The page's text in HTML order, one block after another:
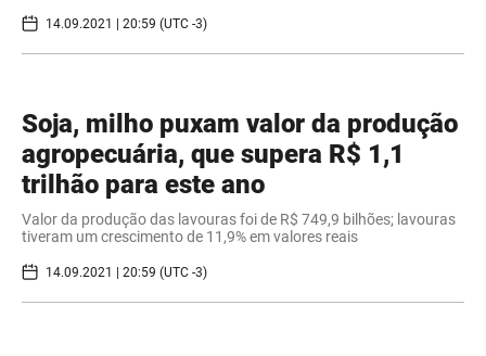
14.09.2021 | 20:59 (UTC -3)
Soja, milho puxam valor da produção
agropecuária, que supera R$ 1,1
trilhão para este ano
Valor da produção das lavouras foi de R$ 749,9 bilhões; lavouras
tiveram um crescimento de 11,9% em valores reais
14.09.2021 | 20:59 (UTC -3)